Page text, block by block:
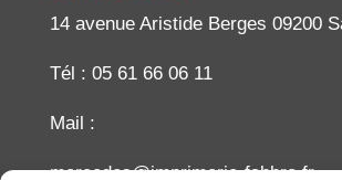
14 avenue Aristide Berges 09200
Tél : 05 61 66 06 11
Mail :
mercedes@imprimerie-fabbro.fr